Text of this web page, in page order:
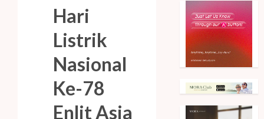
Hari
Listrik
Nasional
Ke-78
Enlit Asia